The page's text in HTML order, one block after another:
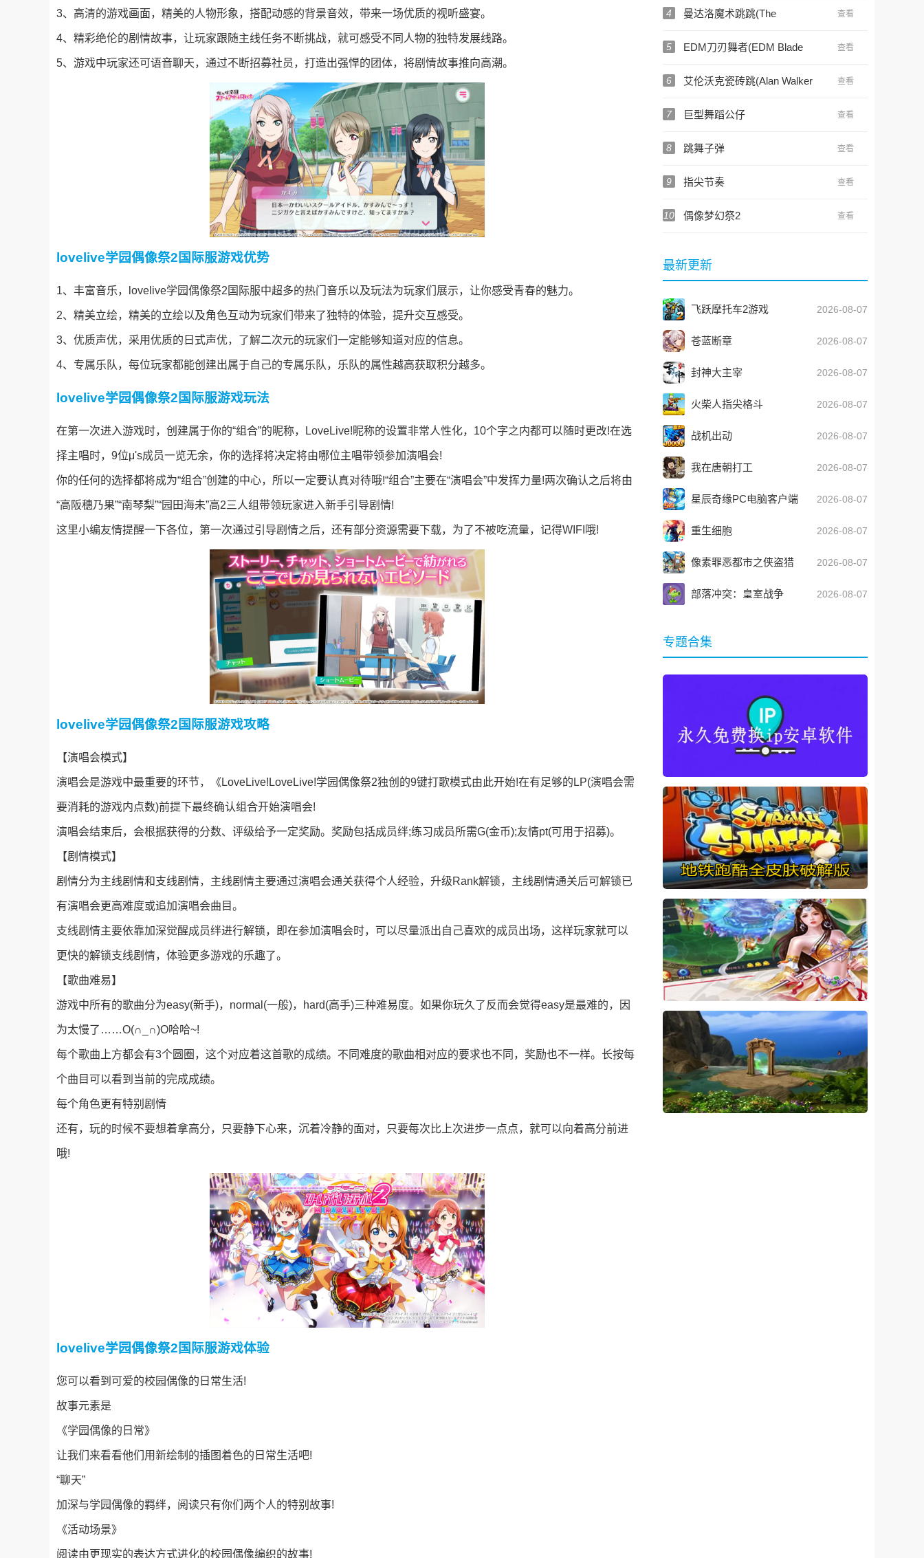
3、高清的游戏画面，精美的人物形象，搭配动感的背景音效，带来一场优质的视听盛宴。
4、精彩绝伦的剧情故事，让玩家跟随主线任务不断挑战，就可感受不同人物的独特发展线路。
5、游戏中玩家还可语音聊天，通过不断招募社员，打造出强悍的团体，将剧情故事推向高潮。
lovelive学园偶像祭2国际服游戏优势
1、丰富音乐，lovelive学园偶像祭2国际服中超多的热门音乐以及玩法为玩家们展示，让你感受青春的魅力。
2、精美立绘，精美的立绘以及角色互动为玩家们带来了独特的体验，提升交互感受。
3、优质声优，采用优质的日式声优，了解二次元的玩家们一定能够知道对应的信息。
4、专属乐队，每位玩家都能创建出属于自己的专属乐队，乐队的属性越高获取积分越多。
lovelive学园偶像祭2国际服游戏玩法
在第一次进入游戏时，创建属于你的“组合”的昵称，LoveLive!昵称的设置非常人性化，10个字之内都可以随时更改!在选
择主唱时，9位μ's成员一览无余，你的选择将决定将由哪位主唱带领参加演唱会!
你的任何的选择都将成为“组合”创建的中心，所以一定要认真对待哦!“组合”主要在“演唱会”中发挥力量!两次确认之后将由
“高阪穗乃果”“南琴梨”“园田海未”高2三人组带领玩家进入新手引导剧情!
这里小编友情提醒一下各位，第一次通过引导剧情之后，还有部分资源需要下载，为了不被吃流量，记得WIFI哦!
lovelive学园偶像祭2国际服游戏攻略
【演唱会模式】
演唱会是游戏中最重要的环节，《LoveLive!LoveLive!学园偶像祭2独创的9键打歌模式由此开始!在有足够的LP(演唱会需
要消耗的游戏内点数)前提下最终确认组合开始演唱会!
演唱会结束后，会根据获得的分数、评级给予一定奖励。奖励包括成员绊;练习成员所需G(金币);友情pt(可用于招募)。
【剧情模式】
剧情分为主线剧情和支线剧情，主线剧情主要通过演唱会通关获得个人经验，升级Rank解锁，主线剧情通关后可解锁已
有演唱会更高难度或追加演唱会曲目。
支线剧情主要依靠加深觉醒成员绊进行解锁，即在参加演唱会时，可以尽量派出自己喜欢的成员出场，这样玩家就可以
更快的解锁支线剧情，体验更多游戏的乐趣了。
【歌曲难易】
游戏中所有的歌曲分为easy(新手)，normal(一般)，hard(高手)三种难易度。如果你玩久了反而会觉得easy是最难的，因
为太慢了……O(∩_∩)O哈哈~!
每个歌曲上方都会有3个圆圈，这个对应着这首歌的成绩。不同难度的歌曲相对应的要求也不同，奖励也不一样。长按每
个曲目可以看到当前的完成成绩。
每个角色更有特别剧情
还有，玩的时候不要想着拿高分，只要静下心来，沉着冷静的面对，只要每次比上次进步一点点，就可以向着高分前进
哦!
lovelive学园偶像祭2国际服游戏体验
您可以看到可爱的校园偶像的日常生活!
故事元素是
《学园偶像的日常》
让我们来看看他们用新绘制的插图着色的日常生活吧!
“聊天”
加深与学园偶像的羁绊，阅读只有你们两个人的特别故事!
《活动场景》
阅读由更现实的表达方式进化的校园偶像编织的故事!
4
曼达洛魔术跳跳(The
T)
查看
5
EDM刀刃舞者(EDM Blade
查看
6
艾伦沃克瓷砖跳(Alan Walker
查看
7 巨型舞蹈公仔 查看
8 跳舞子弹 查看
9 指尖节奏 查看
10 偶像梦幻祭2 查看
最新更新
飞跃摩托车2游戏 2026-08-07
苍蓝断章 2026-08-07
封神大主宰 2026-08-07
火柴人指尖格斗 2026-08-07
战机出动 2026-08-07
我在唐朝打工 2026-08-07
星辰奇缘PC电脑客户端 2026-08-07
重生细胞 2026-08-07
像素罪恶都市之侠盗猎
2026-08-07
部落冲突：皇室战争 2026-08-07
专题合集